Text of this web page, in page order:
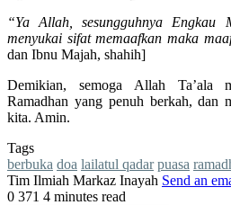
“Ya Allah, sesungguhnya Engkau
menyukai sifat memaafkan maka
dan Ibnu Majah, shahih]
Demikian, semoga Allah Ta’ala
Ramadhan yang penuh berkah, dan
kita. Amin.
Tags
berbuka doa lailatul qadar puasa
Tim Ilmiah Markaz Inayah Send an
0 371 4 minutes read